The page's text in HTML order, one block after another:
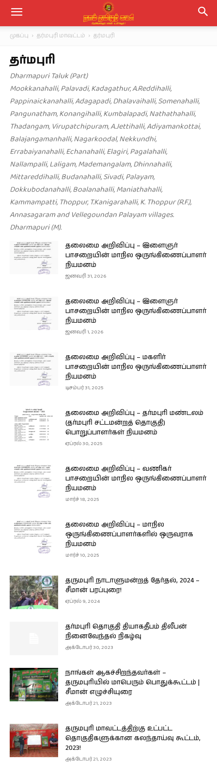
முகப்பு தர்மபுரி மாவட்டம் தர்மபுரி
தர்மபுரி
Dharmapuri Taluk (Part)
Mookkanahalli, Palavadi, Kadagathur, A.Reddihalli,
Pappinaickanahalli, Adagapadi, Dhalavaihalli, Somenahalli,
Pangunatham, Konangihalli, Kumbalapadi, Nathathahalli,
Thadangam, Virupatchipuram, A.Jettihalli, Adiyamankottai,
Balajangamanhalli, Nagarkoodal, Nekkundhi,
Errabaiyanahalli, Echanahalli, Elagiri, Pagalahalli,
Nallampalli, Laligam, Mademangalam, Dhinnahalli,
Mittareddihalli, Budanahalli, Sivadi, Palayam,
Dokkubodanahalli, Boalanahalli, Maniathahalli,
Kammampatti, Thoppur, T.Kanigarahalli, K. Thoppur (R.F.),
Annasagaram and Vellegoundan Palayam villages.
Dharmapuri (M).
தலைமை அறிவிப்பு – இளைஞர்
பாசறையின் மாநில ஒருங்கிணைப்பாளர்
நியமனம்
ஜனவரி 31, 2026
தலைமை அறிவிப்பு – இளைஞர்
பாசறையின் மாநில ஒருங்கிணைப்பாளர்
நியமனம்
ஜனவரி 1, 2026
தலைமை அறிவிப்பு – மகளிர்
பாசறையின் மாநில ஒருங்கிணைப்பாளர்
நியமனம்
டிசம்பர் 31, 2025
தலைமை அறிவிப்பு – தர்மபுரி மண்டலம்
(தர்மபுரி சட்டமன்றத் தொகுதி)
பொறுப்பாளர்கள் நியமனம்
ஏப்ரல் 30, 2025
தலைமை அறிவிப்பு – வணிகர்
பாசறையின் மாநில ஒருங்கிணைப்பாளர்
நியமனம்
மார்ச் 18, 2025
தலைமை அறிவிப்பு – மாநில
ஒருங்கிணைப்பாளர்களில் ஒருவராக
நியமனம்
மார்ச் 10, 2025
தருமபுரி நாடாளுமன்றத் தேர்தல், 2024 –
சீமான் பரப்புரை!
ஏப்ரல் 9, 2024
தர்மபுரி தொகுதி தியாகதீபம் திலீபன்
நினைவேந்தல் நிகழ்வு
அக்டோபர் 30, 2023
நாங்கள் ஆகச்சிறந்தவர்கள் –
தருமபுரியில் மாபெரும் பொதுக்கூட்டம் |
சீமான் எழுச்சியுரை
அக்டோபர் 21, 2023
தருமபுரி மாவட்டத்திற்கு உட்பட்ட
தொகுதிகளுக்கான கலந்தாய்வு கூட்டம்,
2023!
அக்டோபர் 21, 2023